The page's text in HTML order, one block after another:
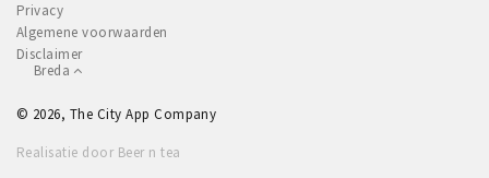
Privacy
Algemene voorwaarden
Disclaimer
Breda
© 2026, The City App Company
Realisatie door Beer n tea